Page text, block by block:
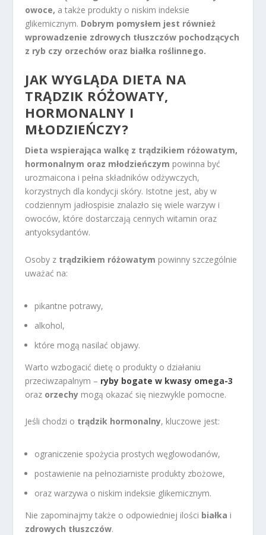
owoce, a także produkty o niskim indeksie
glikemicznym. Dobrym pomysłem jest również
wprowadzenie zdrowych tłuszczów pochodzących
z ryb czy orzechów oraz białka roślinnego.
JAK WYGLĄDA DIETA NA
TRĄDZIK RÓŻOWATY,
HORMONALNY I
MŁODZIEŃCZY?
Dieta wspierająca walkę z trądzikiem różowatym,
hormonalnym oraz młodzieńczym powinna być
urozmaicona i pełna składników odżywczych,
korzystnych dla kondycji skóry. Istotne jest, aby w
codziennym jadłospisie znalazło się wiele warzyw i
owoców, które dostarczają cennych witamin oraz
antyoksydantów.
Osoby z trądzikiem różowatym powinny szczególnie
uważać na:
pikantne potrawy,
alkohol,
które mogą nasilać objawy.
Warto wzbogacić dietę o produkty o działaniu
przeciwzapalnym – ryby bogate w kwasy omega-3
oraz orzechy mogą okazać się niezwykle pomocne.
Jeśli chodzi o trądzik hormonalny, kluczowe jest:
ograniczenie spożycia prostych węglowodanów,
postawienie na pełnoziarniste produkty zbożowe,
oraz warzywa o niskim indeksie glikemicznym.
Nie zapominajmy także o odpowiedniej ilości białka i
zdrowych tłuszczów.